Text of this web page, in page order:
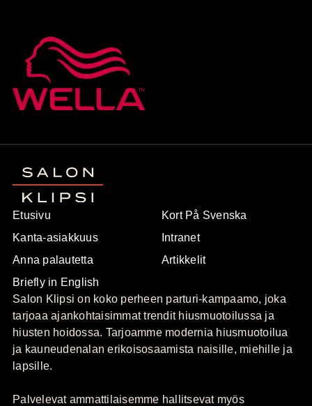
Etusivu
Kanta-asiakkuus
Anna palautetta
Briefly in English
Kort På Svenska
Intranet
Artikkelit
Salon Klipsi on koko perheen parturi-kampaamo, joka
tarjoaa ajankohtaisimmat trendit hiusmuotoilussa ja
hiusten hoidossa. Tarjoamme modernia hiusmuotoilua
ja kauneudenalan erikoisosaamista naisille, miehille ja
lapsille.
Palvelevat ammattilaisemme hallitsevat myös